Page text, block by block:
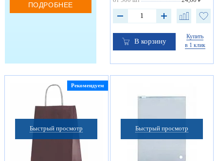
ПОДРОБНЕЕ
В корзину
Купить
в 1 клик
Быстрый просмотр
Рекомендуем
Быстрый просмотр